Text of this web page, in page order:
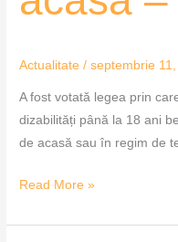
Actualitate /septembrie
A fost votată legea prin
dizabilități până la 18 ani
de acasă sau în regim de
Read More »